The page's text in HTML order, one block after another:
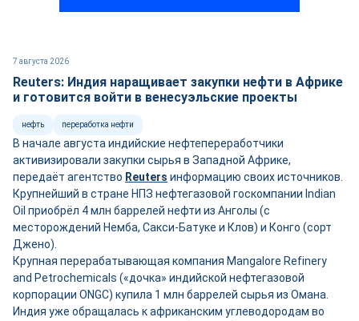
7 августа 2026
Reuters: Индия наращивает закупки нефти в Африке
и готовится войти в венесуэльские проекты
нефть переработка нефти
В начале августа индийские нефтепереработчики
активизировали закупки сырья в Западной Африке,
передаёт агентство Reuters информацию своих источников.
Крупнейший в стране НПЗ нефтегазовой госкомпании Indian
Oil приобрёл 4 млн баррелей нефти из Анголы (с
месторождений Немба, Сакси-Батуке и Клов) и Конго (сорт
Джено).
Крупная перерабатывающая компания Mangalore Refinery
and Petrochemicals («дочка» индийской нефтегазовой
корпорации ONGC) купила 1 млн баррелей сырья из Омана.
Индия уже обращалась к африканским углеводородам во